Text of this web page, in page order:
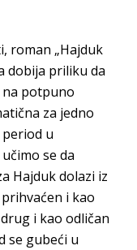
roman „Hajduk
dobija priliku da
na potpuno
za jedno
u
se da
Hajduk dolazi iz
i kao
i kao odličan
se gubeći u